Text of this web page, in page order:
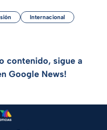
Internacional
contenido, sigue a
Google News!